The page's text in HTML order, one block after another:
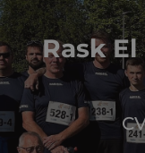
Rask